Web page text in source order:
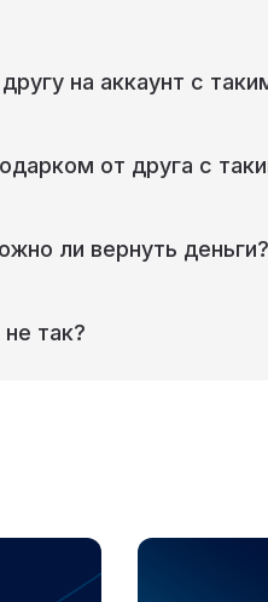
на аккаунт с
от друга с
ли вернуть деньги?
так?